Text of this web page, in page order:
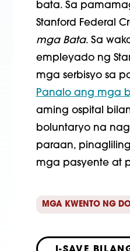
bata. Sa
Stanford Federal
mga Bata. Sa
empleyado ng
mga serbisyo sa
Panalo ang mga
aming ospital
boluntaryo na
paraan,
mga pasyente at
MGA KWENTO NG